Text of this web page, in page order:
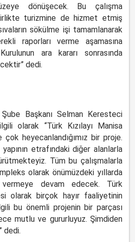
dönüşecek. Bu çalışma
turizmine de hizmet etmiş
sökülme işi tamamlanarak
raporları verme aşamasına
ara kararı sonrasında
dedi.
Şube Başkanı Selman Keresteci
olarak “Türk Kızılayı Manisa
heyecanlandığımız bir proje.
etrafındaki diğer alanlarla
Tüm bu çalışmalarla
olarak önümüzdeki yıllarda
vermeye devam edecek. Türk
olarak birçok hayır faaliyetinin
bu önemli projenin bir parçası
mutlu ve gururluyuz. Şimdiden
dedi.